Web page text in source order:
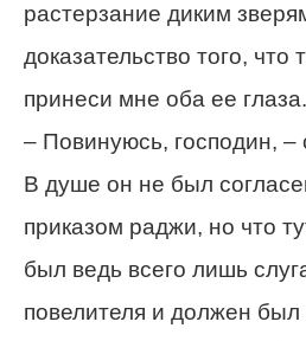
растерзание диким
доказательство того, что
принеси мне оба ее глаза.
– Повинуюсь, господин, –
В душе он не был
приказом раджи, но что
был ведь всего лишь
повелителя и должен был